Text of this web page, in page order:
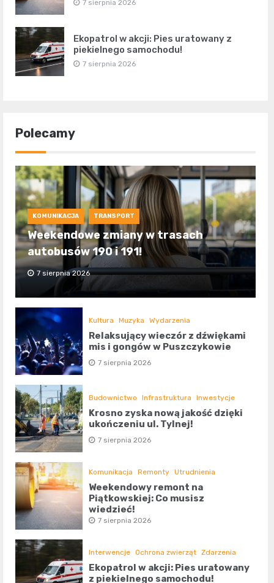
7 sierpnia 2026
Ekopatrol w akcji: Pies uratowany z
piekielnego samochodu!
7 sierpnia 2026
Polecamy
KOMUNIKACJA TRANSPORT
Weekendowe zmiany w trasach
autobusów 190 i 191!
7 sierpnia 2026
Kultura Muzyka Wydarzenia
Relaksujący wieczór z dźwiękami
mis i gongów w Puszczykowie
7 sierpnia 2026
Budownictwo Infrastruktura Inwestycje
Krosno zyska nową jakość dzięki
ukończeniu ul. Tylnej!
7 sierpnia 2026
Komunikacja Remonty Utrudnienia
Weekendowy remont na
Piątkowskiej: Co musisz
wiedzieć!
7 sierpnia 2026
Interwencje Ochrona zwierząt Zdarzenia
Ekopatrol w akcji: Pies uratowany
z piekielnego samochodu!